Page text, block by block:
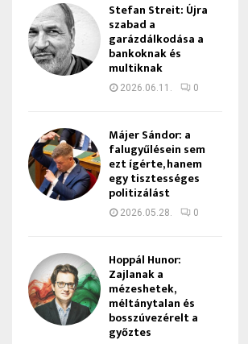
Stefan Streit: Újra
szabad a
garázdálkodása a
bankoknak és
multiknak
2026.06.11. 0
Májer Sándor: a
falugyűlésein sem
ezt ígérte, hanem
egy tisztességes
politizálást
2026.05.28. 0
Hoppál Hunor:
Zajlanak a
mézeshetek,
méltánytalan és
bosszúvezérelt a
győztes